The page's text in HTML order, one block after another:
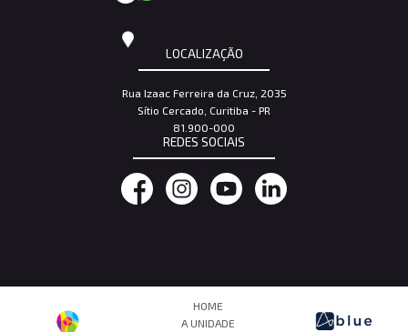
LOCALIZAÇÃO
Rua Izaac Ferreira da Cruz, 2035
Sítio Cercado, Curitiba - PR
81.900-000
REDES SOCIAIS
HOME
A UNIDADE